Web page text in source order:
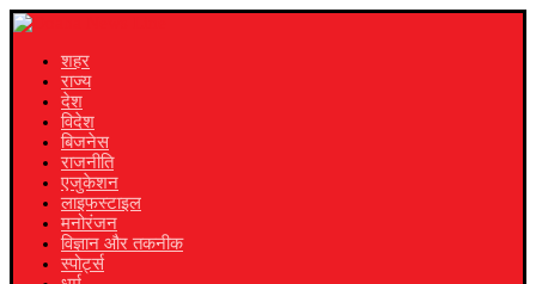
शहर
राज्य
देश
विदेश
बिजनेस
राजनीति
एजुकेशन
लाइफस्टाइल
मनोरंजन
विज्ञान और तकनीक
स्पोर्ट्स